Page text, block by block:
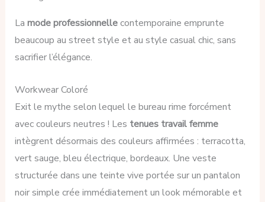
La mode professionnellecontemporaine emprunte
beaucoup au street style et au style casual chic, sans
sacrifier l’élégance.
Workwear Coloré
Exit le mythe selon lequel le bureau rime forcément
avec couleurs neutres ! Les tenues travail femme
intègrent désormais des couleurs affirmées : terracotta,
vert sauge, bleu électrique, bordeaux. Une veste
structurée dans une teinte vive portée sur un pantalon
noir simple crée immédiatement un look mémorable et